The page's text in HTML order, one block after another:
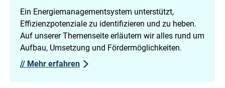
Ein Energiemanagementsystem unterstützt,
Effizienzpotenziale zu identifizieren und zu heben.
Auf unserer Themenseite erläutern wir alles rund um
Aufbau, Umsetzung und Fördermöglichkeiten.
// Mehr erfahren